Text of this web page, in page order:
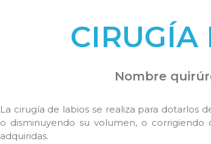
CIRUGÍA
Nombre
La cirugía de labios se realiza para dotarlos
o disminuyendo su volumen, o corrigiendo
adquiridas.